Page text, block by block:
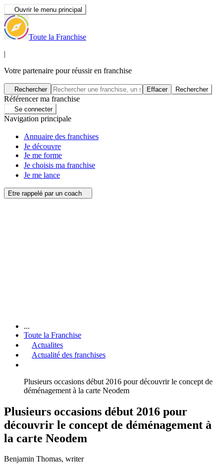
Ouvrir le menu principal
Toute la Franchise
|
Votre partenaire pour réussir en franchise
Rechercher Effacer Rechercher
Référencer ma franchise
Se connecter
Navigation principale
Annuaire des franchises
Je découvre
Je me forme
Je choisis ma franchise
Je me lance
Etre rappelé par un coach
...
Toute la Franchise
Actualites
Actualité des franchises
Plusieurs occasions début 2016 pour découvrir le concept de
déménagement à la carte Neodem
Plusieurs occasions début 2016 pour
découvrir le concept de déménagement à
la carte Neodem
Benjamin Thomas, writer